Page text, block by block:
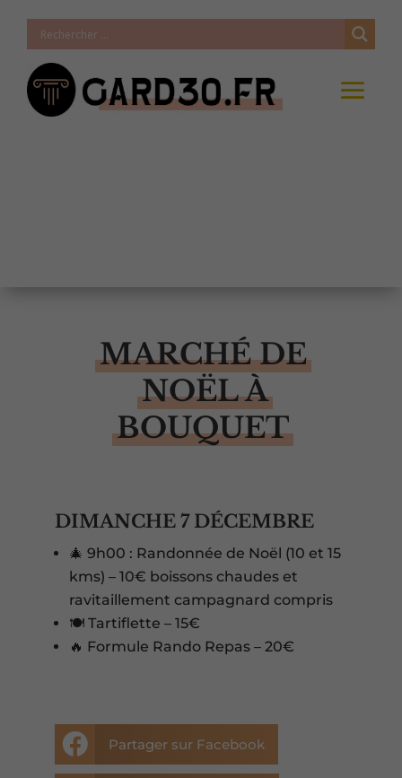
MARCHÉ DE
NOËL À
BOUQUET
DIMANCHE 7 DÉCEMBRE
🎄 9h00 : Randonnée de Noël (10 et 15
kms) – 10€ boissons chaudes et
ravitaillement campagnard compris
🍽️ Tartiflette – 15€
🔥 Formule Rando Repas – 20€
 Partager sur Facebook